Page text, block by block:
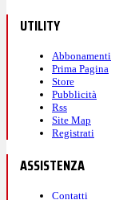
UTILITY
Abbonamenti
Prima Pagina
Store
Pubblicità
Rss
Site Map
Registrati
ASSISTENZA
Contatti